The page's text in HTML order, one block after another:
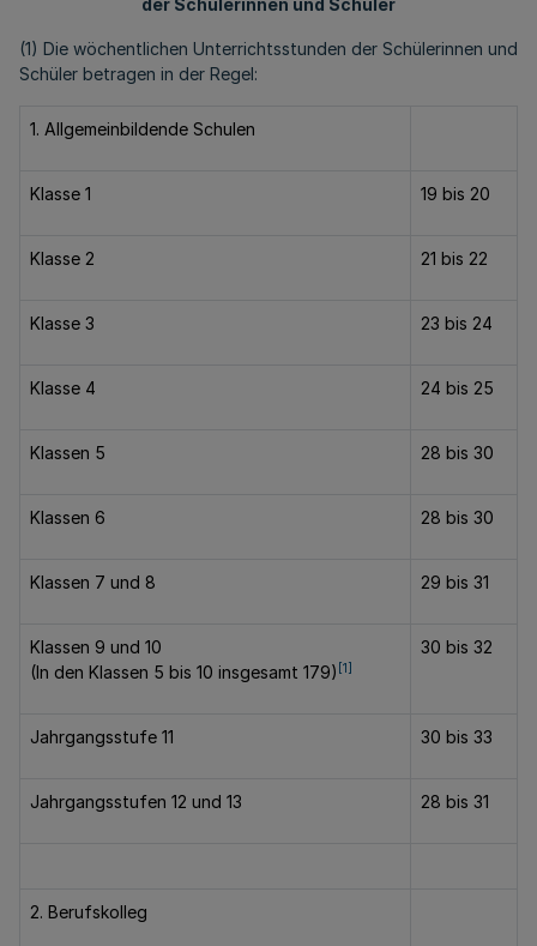
der Schülerinnen und Schüler
(1) Die wöchentlichen Unterrichtsstunden der Schülerinnen und
Schüler betragen in der Regel:
1. Allgemeinbildende Schulen
Klasse 1 19 bis 20
Klasse 2 21 bis 22
Klasse 3 23 bis 24
Klasse 4 24 bis 25
Klassen 5 28 bis 30
Klassen 6 28 bis 30
Klassen 7 und 8 29 bis 31
Klassen 9 und 10
(In den Klassen 5 bis 10 insgesamt 179) [1]
30 bis 32
Jahrgangsstufe 11 30 bis 33
Jahrgangsstufen 12 und 13 28 bis 31
2. Berufskolleg